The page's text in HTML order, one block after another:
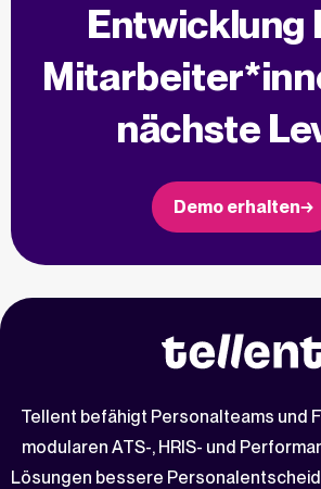
Entwicklung
nächste
Demo erhalten
Tellent befähigt Personalteams und
modularen ATS-, HRIS- und
Lösungen bessere